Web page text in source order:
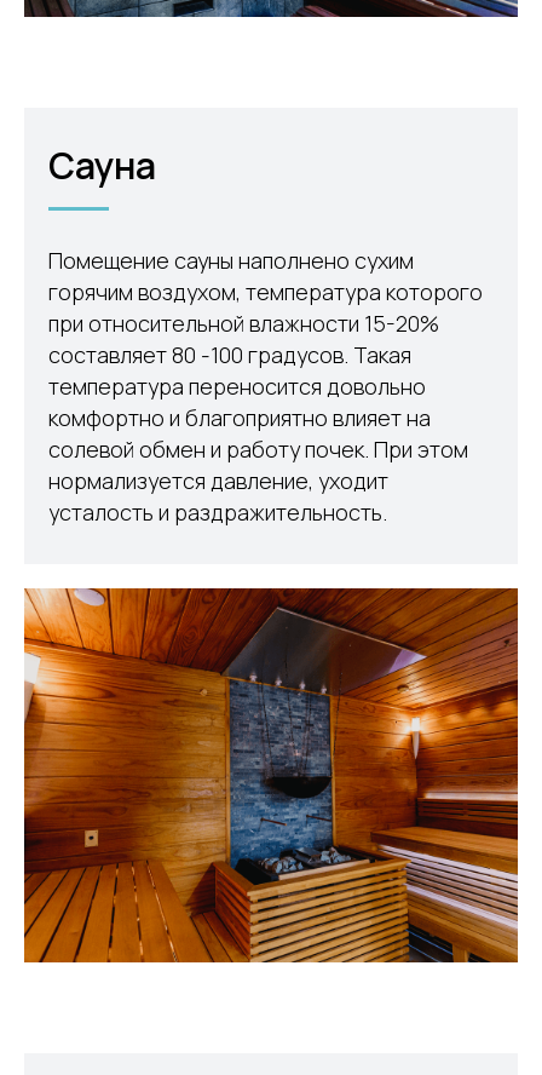
Сауна
Помещение сауны наполнено сухим
горячим воздухом, температура которого
при относительной влажности 15-20%
составляет 80 -100 градусов. Такая
температура переносится довольно
комфортно и благоприятно влияет на
солевой обмен и работу почек. При этом
нормализуется давление, уходит
усталость и раздражительность.